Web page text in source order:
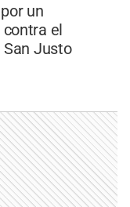
un
el
Justo